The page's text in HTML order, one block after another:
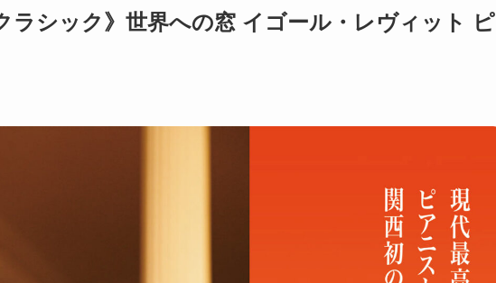
ラシック》世界への窓 イゴール・レヴィット ピ